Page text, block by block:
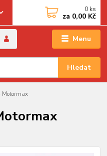
Menu
Hledat
0 ks
za 0,00 Kč
Motormax